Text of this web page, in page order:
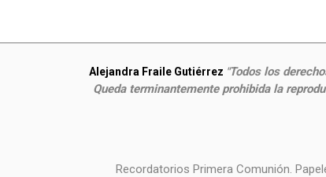
Alejandra Fraile Gutiérrez "Todos los
Queda terminantemente prohibida la
Recordatorios Primera Comunión.